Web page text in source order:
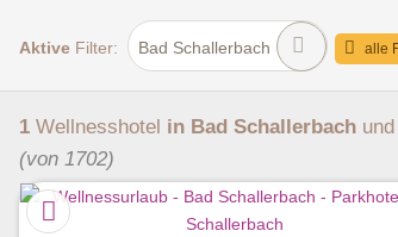
Anzahl der Saunen Dampfbad
Aktive Filter: Bad Schallerbach alle
1 Wellnesshotel in Bad Schallerbach
(von 1702)